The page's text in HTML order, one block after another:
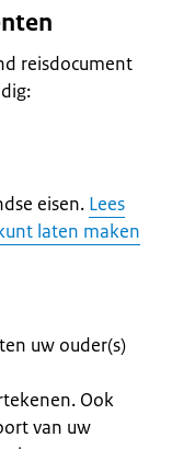
reisdocument
eisen. Lees
laten maken
uw ouder(s)
Ook
van uw